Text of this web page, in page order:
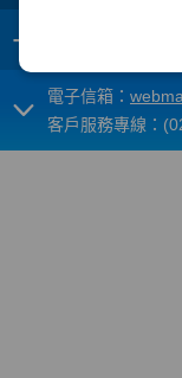
+
電子信箱：
客戶服務專線：